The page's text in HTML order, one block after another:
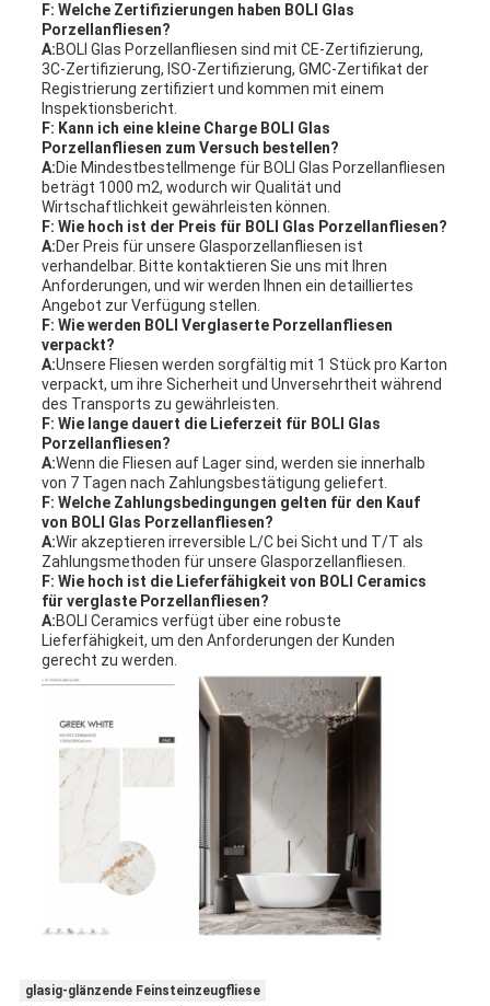
F: Welche Zertifizierungen haben BOLI Glas
Porzellanfliesen?
A:BOLI Glas Porzellanfliesen sind mit CE-Zertifizierung,
3C-Zertifizierung, ISO-Zertifizierung, GMC-Zertifikat der
Registrierung zertifiziert und kommen mit einem
Inspektionsbericht.
F: Kann ich eine kleine Charge BOLI Glas
Porzellanfliesen zum Versuch bestellen?
A:Die Mindestbestellmenge für BOLI Glas Porzellanfliesen
beträgt 1000 m2, wodurch wir Qualität und
Wirtschaftlichkeit gewährleisten können.
F: Wie hoch ist der Preis für BOLI Glas Porzellanfliesen?
A:Der Preis für unsere Glasporzellanfliesen ist
verhandelbar. Bitte kontaktieren Sie uns mit Ihren
Anforderungen, und wir werden Ihnen ein detailliertes
Angebot zur Verfügung stellen.
F: Wie werden BOLI Verglaserte Porzellanfliesen
verpackt?
A:Unsere Fliesen werden sorgfältig mit 1 Stück pro Karton
verpackt, um ihre Sicherheit und Unversehrtheit während
des Transports zu gewährleisten.
F: Wie lange dauert die Lieferzeit für BOLI Glas
Porzellanfliesen?
A:Wenn die Fliesen auf Lager sind, werden sie innerhalb
von 7 Tagen nach Zahlungsbestätigung geliefert.
F: Welche Zahlungsbedingungen gelten für den Kauf
von BOLI Glas Porzellanfliesen?
A:Wir akzeptieren irreversible L/C bei Sicht und T/T als
Zahlungsmethoden für unsere Glasporzellanfliesen.
F: Wie hoch ist die Lieferfähigkeit von BOLI Ceramics
für verglaste Porzellanfliesen?
A:BOLI Ceramics verfügt über eine robuste
Lieferfähigkeit, um den Anforderungen der Kunden
gerecht zu werden.
glasig-glänzende Feinsteinzeugfliese